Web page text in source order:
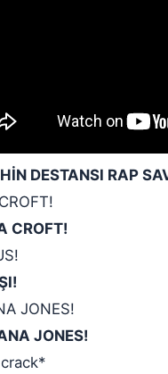
DESTANSI RAP
CROFT!
JONES!
JONES!